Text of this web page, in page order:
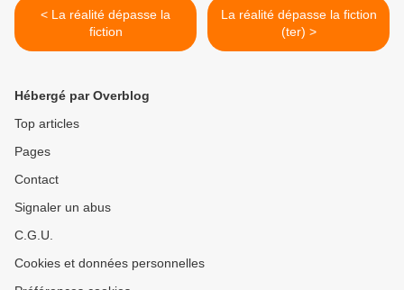
< La réalité dépasse la
fiction
La réalité dépasse la fiction
(ter) >
Hébergé par Overblog
Top articles
Pages
Contact
Signaler un abus
C.G.U.
Cookies et données personnelles